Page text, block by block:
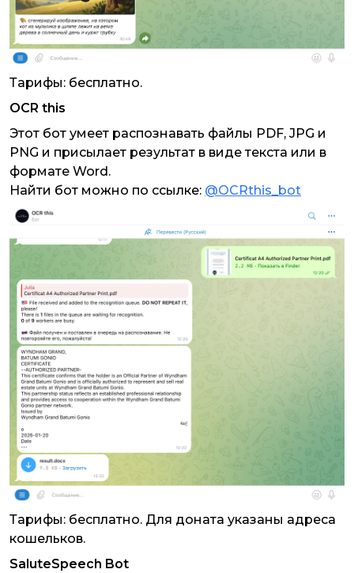
Тарифы: бесплатно.
OCR this
Этот бот умеет распознавать файлы PDF, JPG и
PNG и присылает результат в виде текста или в
формате Word.
Найти бот можно по ссылке: @OCRthis_bot
Тарифы: бесплатно. Для доната указаны адреса
кошельков.
SaluteSpeech Bot